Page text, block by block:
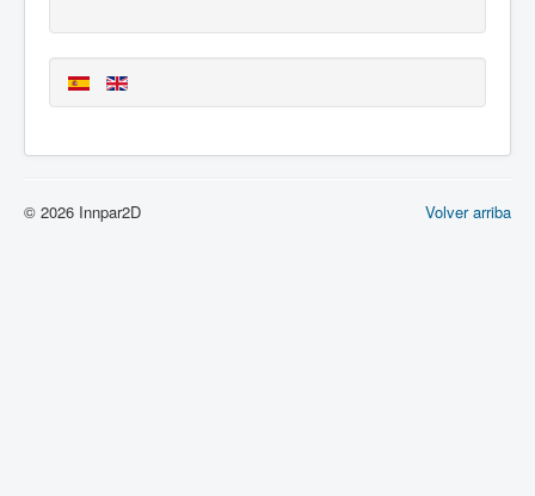
Volver arriba
© 2026 Innpar2D